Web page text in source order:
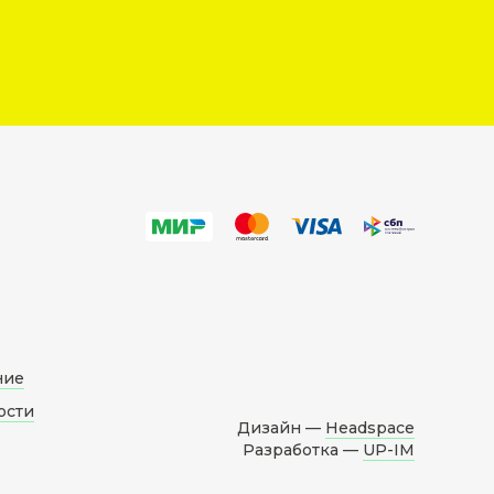
Дизайн — Headspace
Разработка — UP-IM